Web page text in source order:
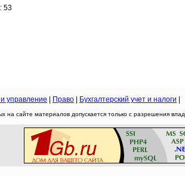
53
управление Право Бухгалтерский учет и налоги
сайте материалов допускается только с разрешения